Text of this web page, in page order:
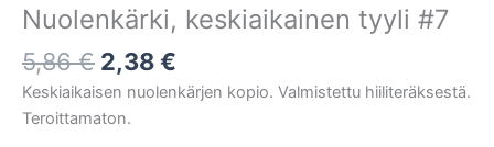
Nuolenkärki, keskiaikainen tyyli #7
5,86€ Alkuperäinen
hinta
oli:
2,38€
hinta
Keskiaikaisen nuolenkärjen kopio. Valmistettu hiiliteräksestä.
Teroittamaton.